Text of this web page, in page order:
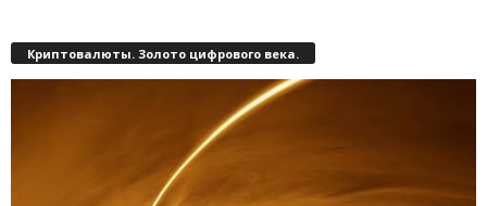
Криптовалюты. Золото цифрового века.